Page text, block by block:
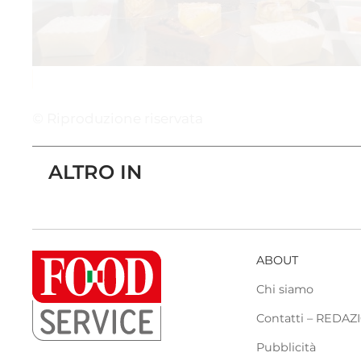
ALTRO IN
ABOUT
Chi siamo
Contatti –
Pubblicità